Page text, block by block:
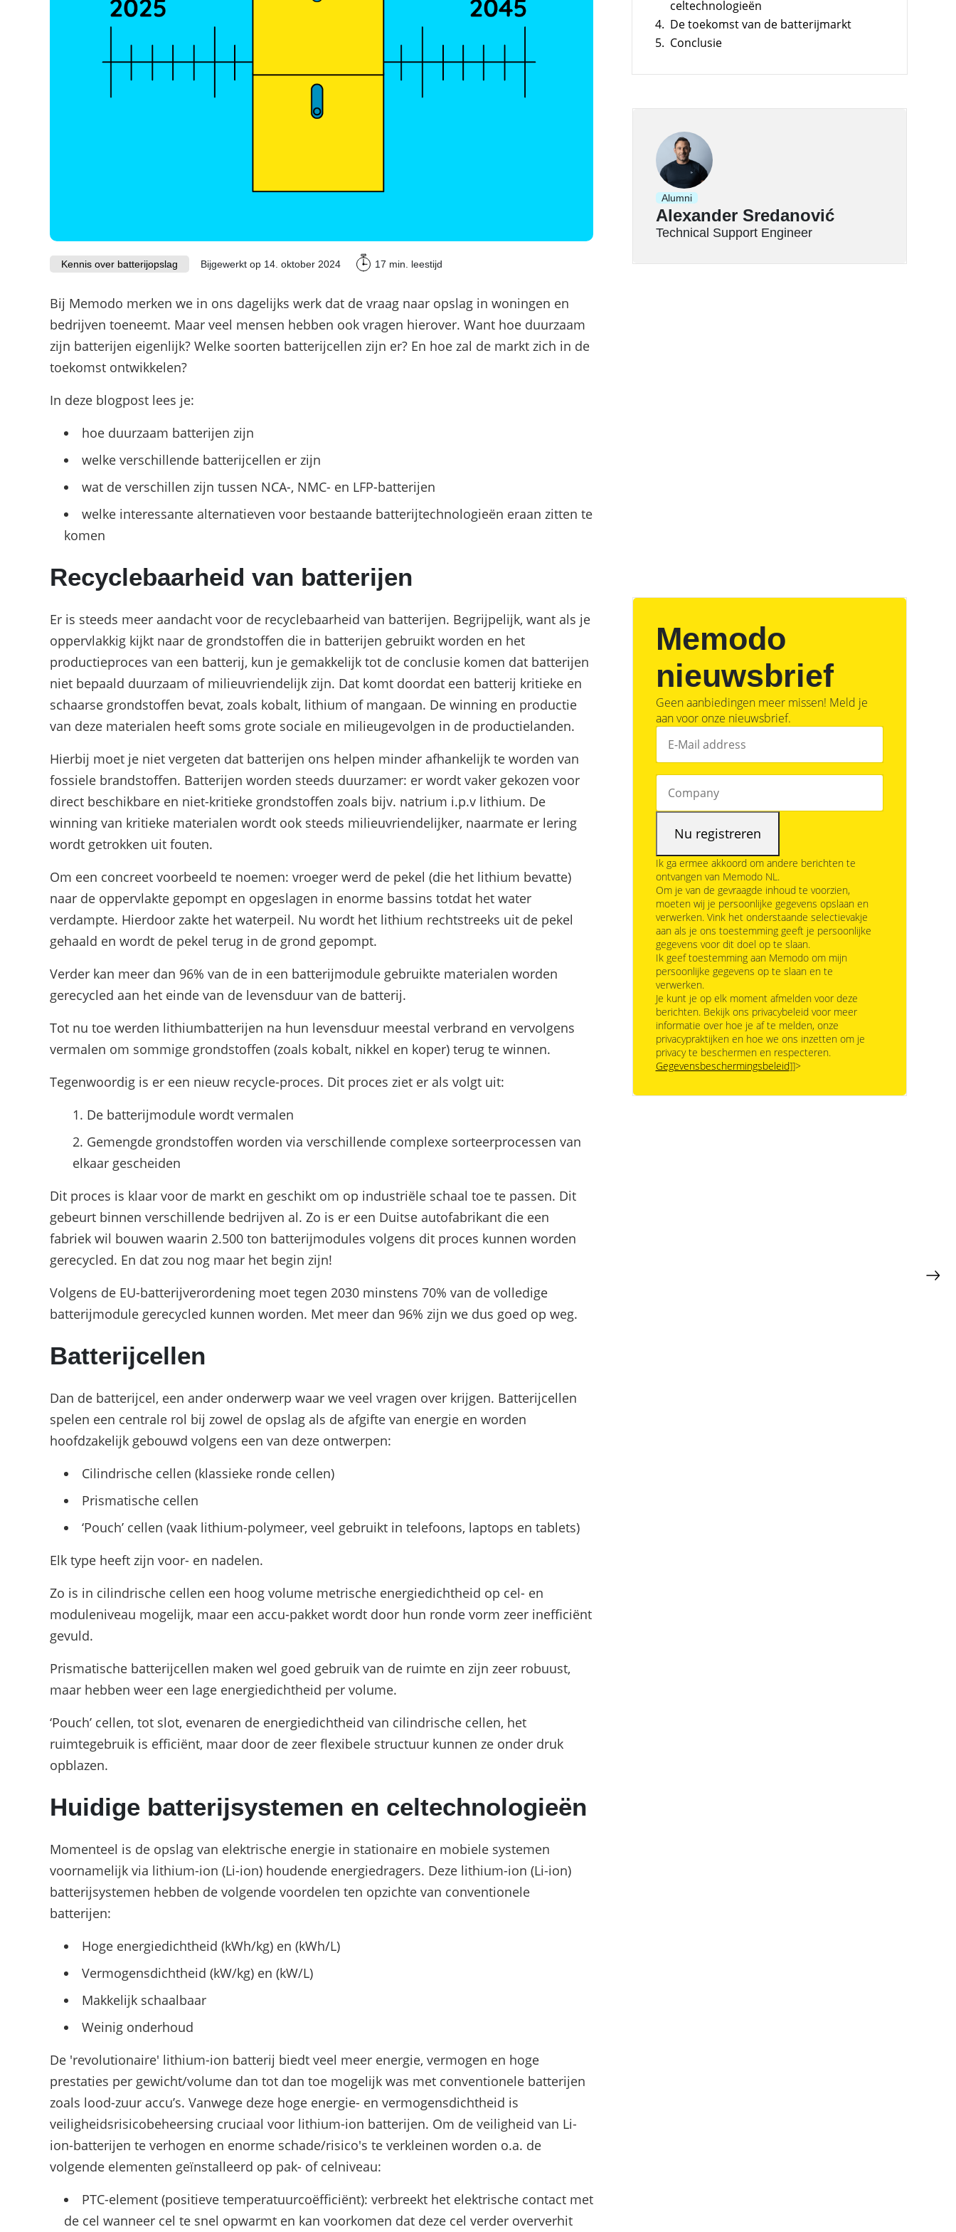
Commerciële batterijopslag: zelfconsumptie verhogen en pieken verlagen
Kennis over batterijopslag Bijgewerkt op 14. oktober 2024 17 min. leestijd
Bij Memodo merken we in ons dagelijks werk dat de vraag naar opslag in woningen en
bedrijven toeneemt. Maar veel mensen hebben ook vragen hierover. Want hoe duurzaam
zijn batterijen eigenlijk? Welke soorten batterijcellen zijn er? En hoe zal de markt zich in de
toekomst ontwikkelen?
In deze blogpost lees je:
hoe duurzaam batterijen zijn
welke verschillende batterijcellen er zijn
wat de verschillen zijn tussen NCA-, NMC- en LFP-batterijen
welke interessante alternatieven voor bestaande batterijtechnologieën eraan zitten te
komen
celtechnologieën
4. De toekomst van de batterijmarkt
5. Conclusie
Alumni
Alexander Sredanović
Technical Support Engineer
Recyclebaarheid van batterijen
Er is steeds meer aandacht voor de recyclebaarheid van batterijen. Begrijpelijk, want als je
oppervlakkig kijkt naar de grondstoffen die in batterijen gebruikt worden en het
productieproces van een batterij, kun je gemakkelijk tot de conclusie komen dat batterijen
niet bepaald duurzaam of milieuvriendelijk zijn. Dat komt doordat een batterij kritieke en
schaarse grondstoffen bevat, zoals kobalt, lithium of mangaan. De winning en productie
van deze materialen heeft soms grote sociale en milieugevolgen in de productielanden.
Hierbij moet je niet vergeten dat batterijen ons helpen minder afhankelijk te worden van
fossiele brandstoffen. Batterijen worden steeds duurzamer: er wordt vaker gekozen voor
direct beschikbare en niet-kritieke grondstoffen zoals bijv. natrium i.p.v lithium. De
winning van kritieke materialen wordt ook steeds milieuvriendelijker, naarmate er lering
wordt getrokken uit fouten.
Om een concreet voorbeeld te noemen: vroeger werd de pekel (die het lithium bevatte)
naar de oppervlakte gepompt en opgeslagen in enorme bassins totdat het water
verdampte. Hierdoor zakte het waterpeil. Nu wordt het lithium rechtstreeks uit de pekel
gehaald en wordt de pekel terug in de grond gepompt.
Verder kan meer dan 96% van de in een batterijmodule gebruikte materialen worden
gerecycled aan het einde van de levensduur van de batterij.
Tot nu toe werden lithiumbatterijen na hun levensduur meestal verbrand en vervolgens
vermalen om sommige grondstoffen (zoals kobalt, nikkel en koper) terug te winnen.
Tegenwoordig is er een nieuw recycle-proces. Dit proces ziet er als volgt uit:
De batterijmodule wordt vermalen
Gemengde grondstoffen worden via verschillende complexe sorteerprocessen van
elkaar gescheiden
Dit proces is klaar voor de markt en geschikt om op industriële schaal toe te passen. Dit
gebeurt binnen verschillende bedrijven al. Zo is er een Duitse autofabrikant die een
fabriek wil bouwen waarin 2.500 ton batterijmodules volgens dit proces kunnen worden
gerecycled. En dat zou nog maar het begin zijn!
Volgens de EU-batterijverordening moet tegen 2030 minstens 70% van de volledige
batterijmodule gerecycled kunnen worden. Met meer dan 96% zijn we dus goed op weg.
Batterijcellen
Dan de batterijcel, een ander onderwerp waar we veel vragen over krijgen. Batterijcellen
spelen een centrale rol bij zowel de opslag als de afgifte van energie en worden
hoofdzakelijk gebouwd volgens een van deze ontwerpen:
Cilindrische cellen (klassieke ronde cellen)
Prismatische cellen
‘Pouch’ cellen (vaak lithium-polymeer, veel gebruikt in telefoons, laptops en tablets)
Elk type heeft zijn voor- en nadelen.
Zo is in cilindrische cellen een hoog volume metrische energiedichtheid op cel- en
moduleniveau mogelijk, maar een accu-pakket wordt door hun ronde vorm zeer inefficiënt
gevuld.
Prismatische batterijcellen maken wel goed gebruik van de ruimte en zijn zeer robuust,
maar hebben weer een lage energiedichtheid per volume.
‘Pouch’ cellen, tot slot, evenaren de energiedichtheid van cilindrische cellen, het
ruimtegebruik is efficiënt, maar door de zeer flexibele structuur kunnen ze onder druk
opblazen.
Memodo
nieuwsbrief
Geen aanbiedingen meer missen! Meld je
aan voor onze nieuwsbrief.
Ik ga ermee akkoord om andere berichten te
ontvangen van Memodo NL.
Om je van de gevraagde inhoud te voorzien,
moeten wij je persoonlijke gegevens opslaan en
verwerken. Vink het onderstaande selectievakje
aan als je ons toestemming geeft je persoonlijke
gegevens voor dit doel op te slaan.
Ik geef toestemming aan Memodo om mijn
persoonlijke gegevens op te slaan en te
verwerken.
Je kunt je op elk moment afmelden voor deze
berichten. Bekijk ons privacybeleid voor meer
informatie over hoe je af te melden, onze
privacypraktijken en hoe we ons inzetten om je
privacy te beschermen en respecteren.
Gegevensbeschermingsbeleid]]>
Huidige batterijsystemen en celtechnologieën
Momenteel is de opslag van elektrische energie in stationaire en mobiele systemen
voornamelijk via lithium-ion (Li-ion) houdende energiedragers. Deze lithium-ion (Li-ion)
batterijsystemen hebben de volgende voordelen ten opzichte van conventionele
batterijen:
Hoge energiedichtheid (kWh/kg) en (kWh/L)
Vermogensdichtheid (kW/kg) en (kW/L)
Makkelijk schaalbaar
Weinig onderhoud
De 'revolutionaire' lithium-ion batterij biedt veel meer energie, vermogen en hoge
prestaties per gewicht/volume dan tot dan toe mogelijk was met conventionele batterijen
zoals lood-zuur accu’s. Vanwege deze hoge energie- en vermogensdichtheid is
veiligheidsrisicobeheersing cruciaal voor lithium-ion batterijen. Om de veiligheid van Li-
ion-batterijen te verhogen en enorme schade/risico's te verkleinen worden o.a. de
volgende elementen geïnstalleerd op pak- of celniveau:
PTC-element (positieve temperatuurcoëfficiënt): verbreekt het elektrische contact met
de cel wanneer cel te snel opwarmt en kan voorkomen dat deze cel verder oververhit